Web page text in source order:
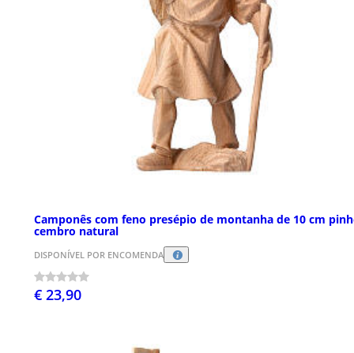
Camponês com feno presépio de montanha de 10 cm
cembro natural
DISPONÍVEL POR ENCOMENDA
€ 23,90